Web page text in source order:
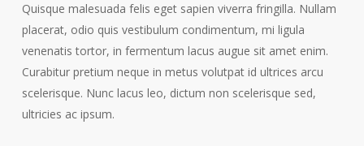
Quisque malesuada felis eget sapien viverra fringilla. Nullam
placerat, odio quis vestibulum condimentum, mi ligula
venenatis tortor, in fermentum lacus augue sit amet enim.
Curabitur pretium neque in metus volutpat id ultrices arcu
scelerisque. Nunc lacus leo, dictum non scelerisque sed,
ultricies ac ipsum.